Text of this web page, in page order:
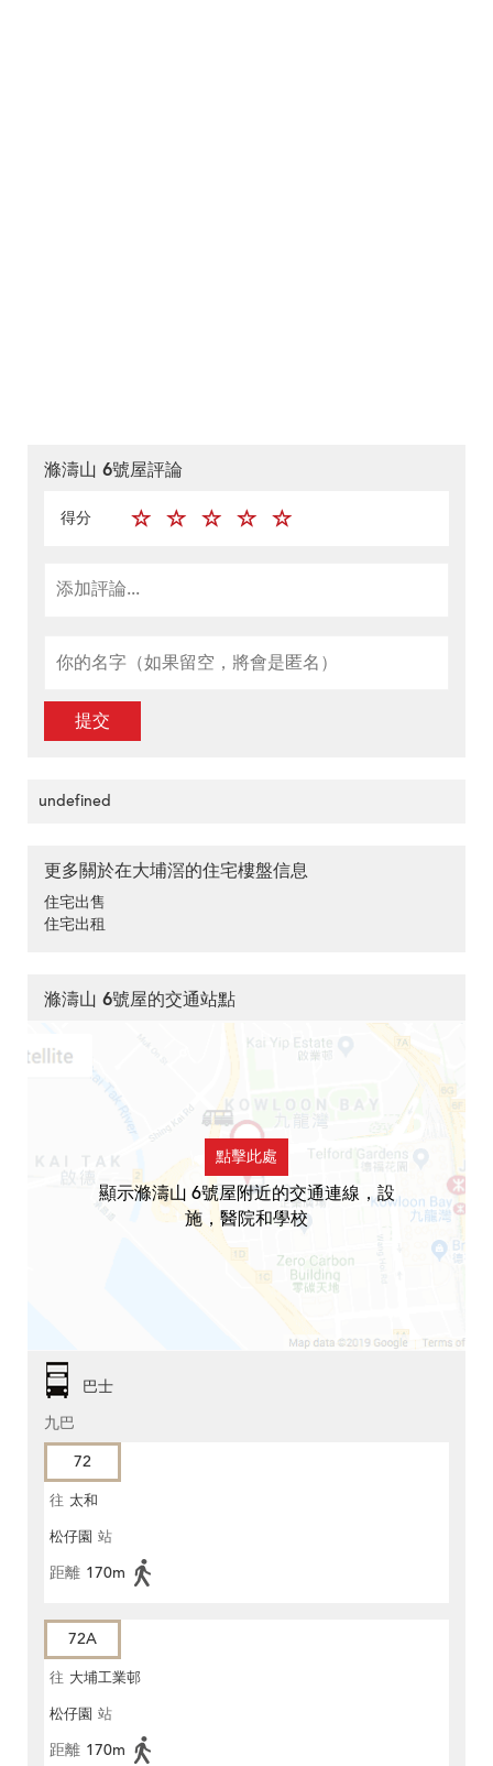
滌濤山 6號屋評論
得分
提交
undefined
更多關於在大埔滘的住宅樓盤信息
住宅出售
住宅出租
滌濤山 6號屋的交通站點
點擊此處
顯示滌濤山 6號屋附近的交通連線，設
施，醫院和學校
巴士
九巴
72
往 太和
松仔園 站
距離 170m
72A
往 大埔工業邨
松仔園 站
距離 170m